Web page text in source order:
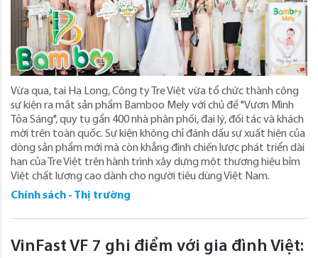
Vừa qua, tại Hạ Long, Công ty Tre Việt vừa tổ chức thành công
sự kiện ra mắt sản phẩm Bamboo Mely với chủ đề "Vươn Mình
Tỏa Sáng", quy tụ gần 400 nhà phân phối, đại lý, đối tác và khách
mời trên toàn quốc. Sự kiện không chỉ đánh dấu sự xuất hiện của
dòng sản phẩm mới mà còn khẳng định chiến lược phát triển dài
hạn của Tre Việt trên hành trình xây dựng một thương hiệu bỉm
Việt chất lượng cao dành cho người tiêu dùng Việt Nam.
Chính sách - Thị trường
VinFast VF 7 ghi điểm với gia đình Việt: